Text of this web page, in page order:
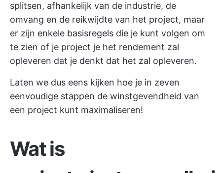
splitsen, afhankelijk van de industrie, de
omvang en de reikwijdte van het project, maar
er zijn enkele basisregels die je kunt volgen om
te zien of je project je het rendement zal
opleveren dat je denkt dat het zal opleveren.
Laten we dus eens kijken hoe je in zeven
eenvoudige stappen de winstgevendheid van
een project kunt maximaliseren!
Wat is